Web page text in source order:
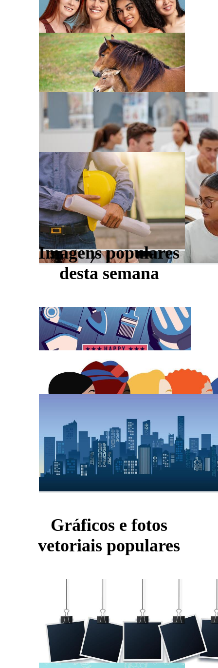
Imagens populares
desta semana
Gráficos e fotos
vetoriais populares